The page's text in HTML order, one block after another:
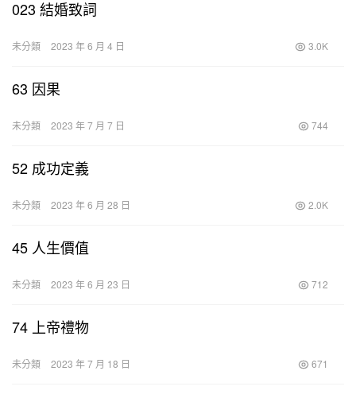
023 結婚致詞
未分類 2023 年 6 月 4 日 3.0K
63 因果
未分類 2023 年 7 月 7 日 744
52 成功定義
未分類 2023 年 6 月 28 日 2.0K
45 人生價值
未分類 2023 年 6 月 23 日 712
74 上帝禮物
未分類 2023 年 7 月 18 日 671